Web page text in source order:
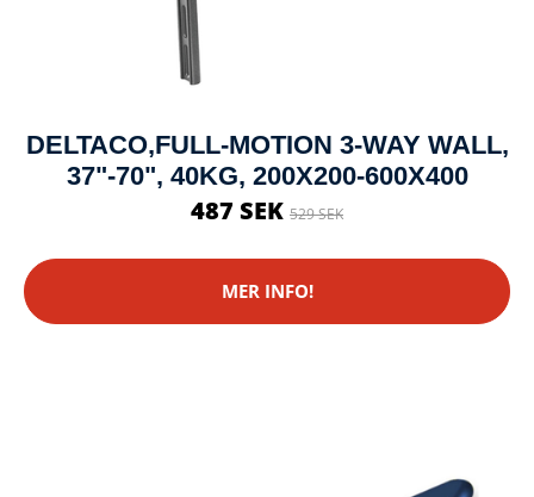
DELTACO,FULL-MOTION 3-WAY WALL,
37"-70", 40KG, 200X200-600X400
487 SEK 529 SEK
MER INFO!